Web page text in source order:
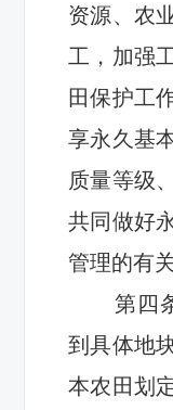
资源、农
工，加强
田保护工
享永久基
质量等级
共同做好
管理的有
第四
到具体地
本农田划